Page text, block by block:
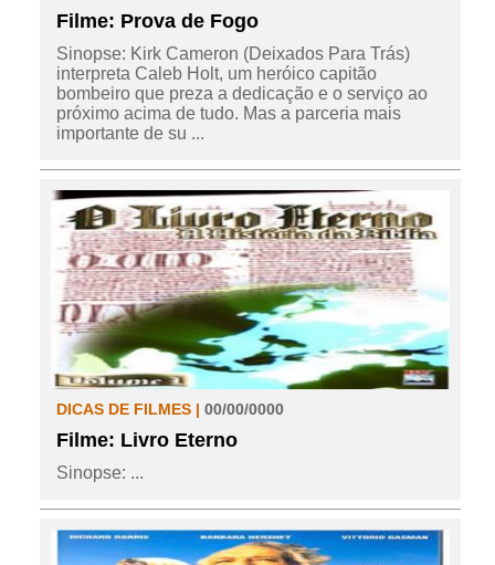
Filme: Prova de Fogo
Sinopse: Kirk Cameron (Deixados Para Trás)
interpreta Caleb Holt, um heróico capitão
bombeiro que preza a dedicação e o serviço ao
próximo acima de tudo. Mas a parceria mais
importante de su ...
DICAS DE FILMES | 00/00/0000
Filme: Livro Eterno
Sinopse: ...